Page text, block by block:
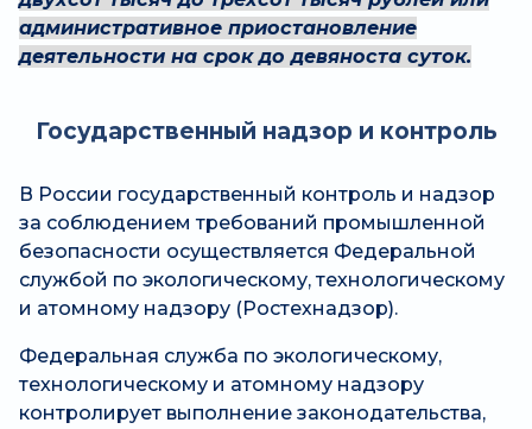
административное приостановление
деятельности на срок до девяноста суток.
Государственный надзор и контроль
В России государственный контроль и надзор
за соблюдением требований промышленной
безопасности осуществляется Федеральной
службой по экологическому, технологическому
и атомному надзору (Ростехнадзор).
Федеральная служба по экологическому,
технологическому и атомному надзору
контролирует выполнение законодательства,